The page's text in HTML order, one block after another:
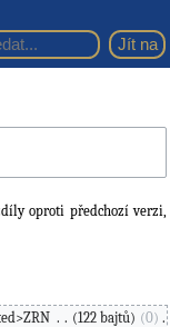
oproti předchozí verzi,
‎ 122 bajtů 0 ‎